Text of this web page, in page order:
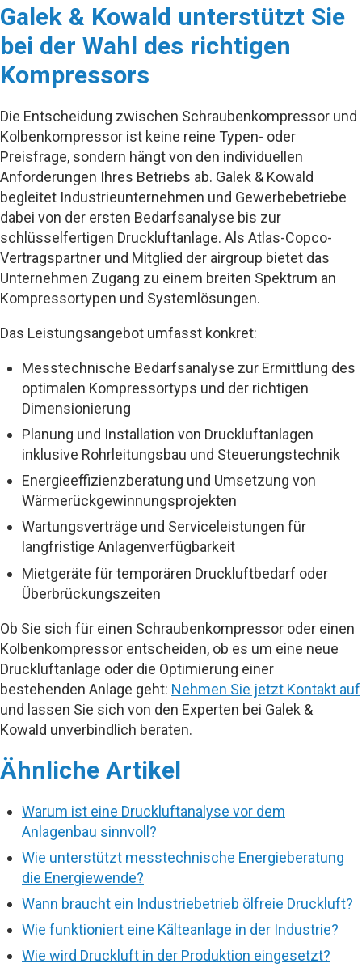
Galek & Kowald unterstützt Sie
bei der Wahl des richtigen
Kompressors
Die Entscheidung zwischen Schraubenkompressor und
Kolbenkompressor ist keine reine Typen- oder
Preisfrage, sondern hängt von den individuellen
Anforderungen Ihres Betriebs ab. Galek & Kowald
begleitet Industrieunternehmen und Gewerbebetriebe
dabei von der ersten Bedarfsanalyse bis zur
schlüsselfertigen Druckluftanlage. Als Atlas-Copco-
Vertragspartner und Mitglied der airgroup bietet das
Unternehmen Zugang zu einem breiten Spektrum an
Kompressortypen und Systemlösungen.
Das Leistungsangebot umfasst konkret:
Messtechnische Bedarfsanalyse zur Ermittlung des
optimalen Kompressortyps und der richtigen
Dimensionierung
Planung und Installation von Druckluftanlagen
inklusive Rohrleitungsbau und Steuerungstechnik
Energieeffizienzberatung und Umsetzung von
Wärmerückgewinnungsprojekten
Wartungsverträge und Serviceleistungen für
langfristige Anlagenverfügbarkeit
Mietgeräte für temporären Druckluftbedarf oder
Überbrückungszeiten
Ob Sie sich für einen Schraubenkompressor oder einen
Kolbenkompressor entscheiden, ob es um eine neue
Druckluftanlage oder die Optimierung einer
bestehenden Anlage geht: Nehmen Sie jetzt Kontakt auf
und lassen Sie sich von den Experten bei Galek &
Kowald unverbindlich beraten.
Ähnliche Artikel
Warum ist eine Druckluftanalyse vor dem
Anlagenbau sinnvoll?
Wie unterstützt messtechnische Energieberatung
die Energiewende?
Wann braucht ein Industriebetrieb ölfreie Druckluft?
Wie funktioniert eine Kälteanlage in der Industrie?
Wie wird Druckluft in der Produktion eingesetzt?